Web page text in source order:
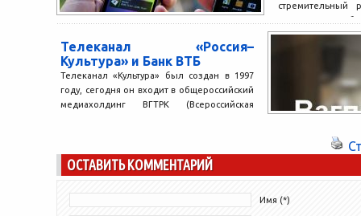
стремительный
в частности,
улучшенным
Телеканал «Россия–
Культура» и Банк ВТБ
Телеканал «Культура» был создан в 1997
году, сегодня он входит в общероссийский
медиахолдинг ВГТРК (Всероссийская
ОСТАВИТЬ КОММЕНТАРИЙ
Имя (*)